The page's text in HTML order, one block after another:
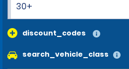
30+
discount_codes
search_vehicle_class